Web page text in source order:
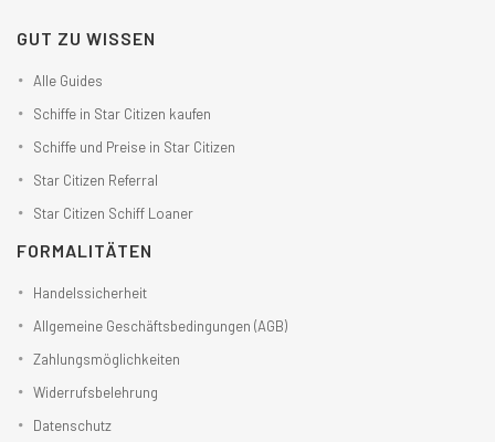
GUT ZU WISSEN
Alle Guides
Schiffe in Star Citizen kaufen
Schiffe und Preise in Star Citizen
Star Citizen Referral
Star Citizen Schiff Loaner
FORMALITÄTEN
Handelssicherheit
Allgemeine Geschäftsbedingungen (AGB)
Zahlungsmöglichkeiten
Widerrufsbelehrung
Datenschutz